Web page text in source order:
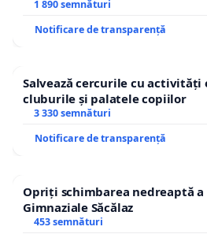
1 890 semnături
Notificare de transparență
Salvează cercurile cu activități
cluburile și palatele copiilor
3 330 semnături
Notificare de transparență
Opriți schimbarea nedreaptă a
Gimnaziale Săcălaz
453 semnături